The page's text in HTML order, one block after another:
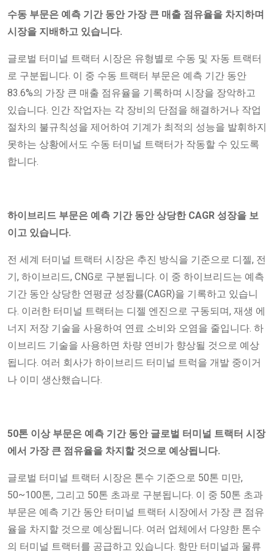
수동 부문은 예측 기간 동안 가장 큰 매출 점유율을 차지하며
시장을 지배하고 있습니다.
글로벌 터미널 트랙터 시장은 유형별로 수동 및 자동 트랙터
로 구분됩니다. 이 중 수동 트랙터 부문은 예측 기간 동안
83.6%의 가장 큰 매출 점유율을 기록하며 시장을 장악하고
있습니다. 인간 작업자는 각 장비의 단점을 해결하거나 작업
절차의 불규칙성을 제어하여 기계가 최적의 성능을 발휘하지
못하는 상황에서도 수동 터미널 트랙터가 작동할 수 있도록
합니다.
하이브리드 부문은 예측 기간 동안 상당한 CAGR 성장을 보
이고 있습니다.
전 세계 터미널 트랙터 시장은 추진 방식을 기준으로 디젤, 전
기, 하이브리드, CNG로 구분됩니다. 이 중 하이브리드는 예측
기간 동안 상당한 연평균 성장률(CAGR)을 기록하고 있습니
다. 이러한 터미널 트랙터는 디젤 엔진으로 구동되며, 재생 에
너지 저장 기술을 사용하여 연료 소비와 오염을 줄입니다. 하
이브리드 기술을 사용하면 차량 연비가 향상될 것으로 예상
됩니다. 여러 회사가 하이브리드 터미널 트럭을 개발 중이거
나 이미 생산했습니다.
50톤 이상 부문은 예측 기간 동안 글로벌 터미널 트랙터 시장
에서 가장 큰 점유율을 차지할 것으로 예상됩니다.
글로벌 터미널 트랙터 시장은 톤수 기준으로 50톤 미만,
50~100톤, 그리고 50톤 초과로 구분됩니다. 이 중 50톤 초과
부문은 예측 기간 동안 터미널 트랙터 시장에서 가장 큰 점유
율을 차지할 것으로 예상됩니다. 여러 업체에서 다양한 톤수
의 터미널 트랙터를 공급하고 있습니다. 항만 터미널과 물류